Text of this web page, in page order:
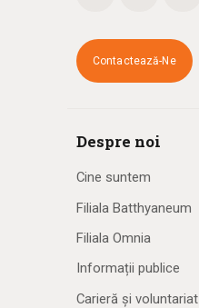
Contactează-Ne
Despre noi
Cine suntem
Filiala Batthyaneum
Filiala Omnia
Informații publice
Carieră și voluntariat